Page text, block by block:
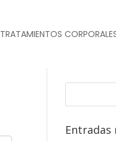
TRATAMIENTOS
Entradas